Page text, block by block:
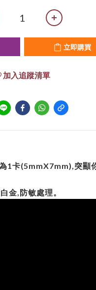
立即購買
加入追蹤清單
1卡(5mmX7mm),突顯
金,防敏處理。